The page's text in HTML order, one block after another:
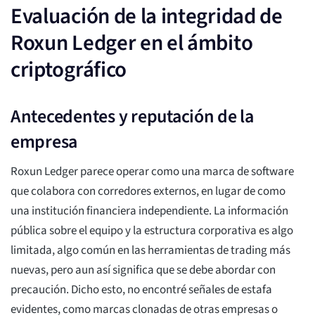
Evaluación de la integridad de
Roxun Ledger en el ámbito
criptográfico
Antecedentes y reputación de la
empresa
Roxun Ledger parece operar como una marca de software
que colabora con corredores externos, en lugar de como
una institución financiera independiente. La información
pública sobre el equipo y la estructura corporativa es algo
limitada, algo común en las herramientas de trading más
nuevas, pero aun así significa que se debe abordar con
precaución. Dicho esto, no encontré señales de estafa
evidentes, como marcas clonadas de otras empresas o